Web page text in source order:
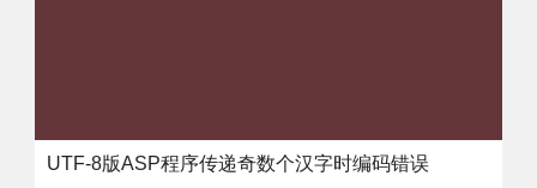
UTF-8版ASP程序传递奇数个汉字时编码错误